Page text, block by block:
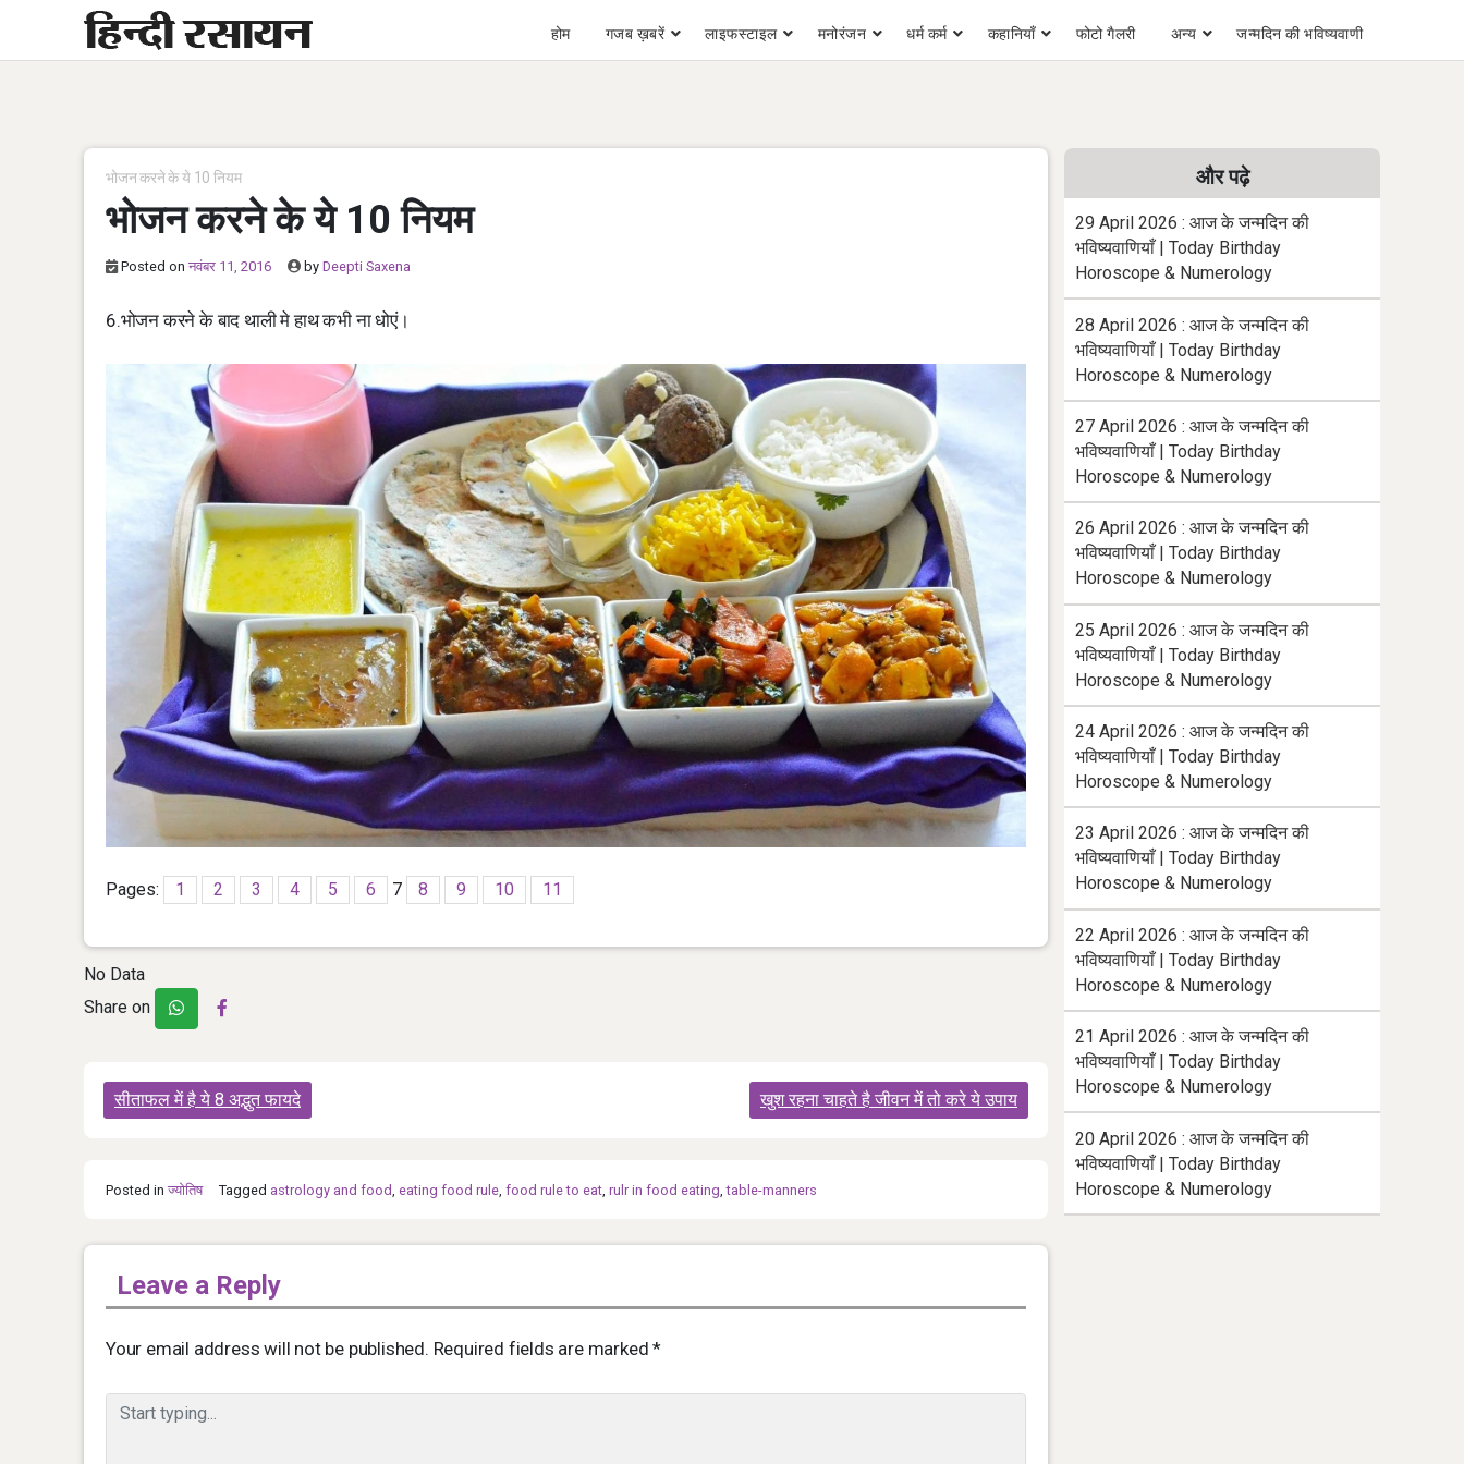
content
होम गजब ख़बरें लाइफस्टाइल मनोरंजन धर्म कर्म कहानियाँ फोटो गैलरी अन्य जन्मदिन की भविष्यवाणी
भोजन करने के ये 10 नियम
भोजन करने के ये 10 नियम
Posted on नवंबर 11, 2016 by Deepti Saxena
6.भोजन करने के बाद थाली मे हाथ कभी ना धोएं।
Pages: 1 2 3 4 5 6 7 8 9 10 11
No Data
Share on
Post
navigation
सीताफल में है ये 8 अद्भुत फायदे खुश रहना चाहते है जीवन में तो करे ये उपाय
Posted in ज्योतिष Tagged astrology and food, eating food rule, food rule to eat, rulr in food eating,table-manners
Leave a Reply
Your email address will not be published. Required fields are marked*
और पढ़े
29 April 2026 : आज के जन्मदिन की
भविष्यवाणियाँ | Today Birthday
Horoscope & Numerology
28 April 2026 : आज के जन्मदिन की
भविष्यवाणियाँ | Today Birthday
Horoscope & Numerology
27 April 2026 : आज के जन्मदिन की
भविष्यवाणियाँ | Today Birthday
Horoscope & Numerology
26 April 2026 : आज के जन्मदिन की
भविष्यवाणियाँ | Today Birthday
Horoscope & Numerology
25 April 2026 : आज के जन्मदिन की
भविष्यवाणियाँ | Today Birthday
Horoscope & Numerology
24 April 2026 : आज के जन्मदिन की
भविष्यवाणियाँ | Today Birthday
Horoscope & Numerology
23 April 2026 : आज के जन्मदिन की
भविष्यवाणियाँ | Today Birthday
Horoscope & Numerology
22 April 2026 : आज के जन्मदिन की
भविष्यवाणियाँ | Today Birthday
Horoscope & Numerology
21 April 2026 : आज के जन्मदिन की
भविष्यवाणियाँ | Today Birthday
Horoscope & Numerology
20 April 2026 : आज के जन्मदिन की
भविष्यवाणियाँ | Today Birthday
Horoscope & Numerology